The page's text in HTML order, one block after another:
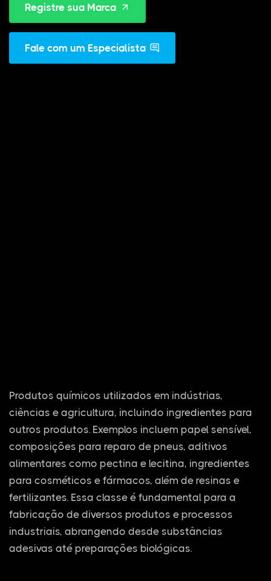
Registre sua Marca
Fale com um Especialista
Produtos químicos utilizados em indústrias,
ciências e agricultura, incluindo ingredientes para
outros produtos. Exemplos incluem papel sensível,
composições para reparo de pneus, aditivos
alimentares como pectina e lecitina, ingredientes
para cosméticos e fármacos, além de resinas e
fertilizantes. Essa classe é fundamental para a
fabricação de diversos produtos e processos
industriais, abrangendo desde substâncias
adesivas até preparações biológicas.